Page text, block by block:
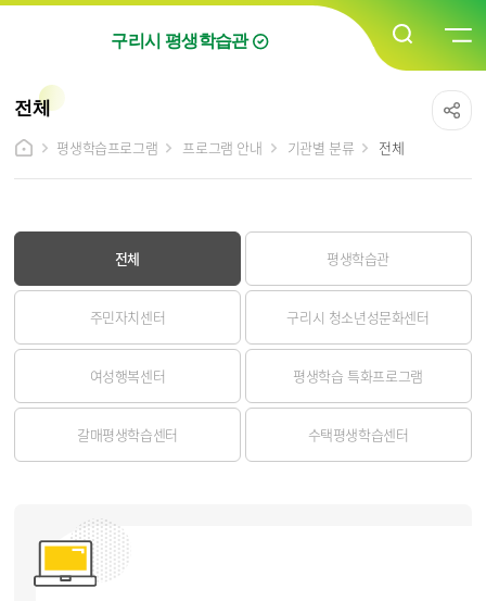
구리시 평생학습관
전체
평생학습프로그램
프로그램 안내 기관별 분류 전체
전체 평생학습관
주민자치센터 구리시 청소년성문화센터
여성행복센터 평생학습 특화프로그램
갈매평생학습센터 수택평생학습센터